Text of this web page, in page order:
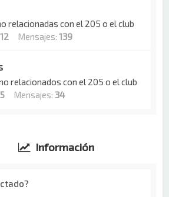
relacionadas con el 205 o el club
12 Mensajes:139
relacionados con el 205 o el club
5 Mensajes: 34
Información